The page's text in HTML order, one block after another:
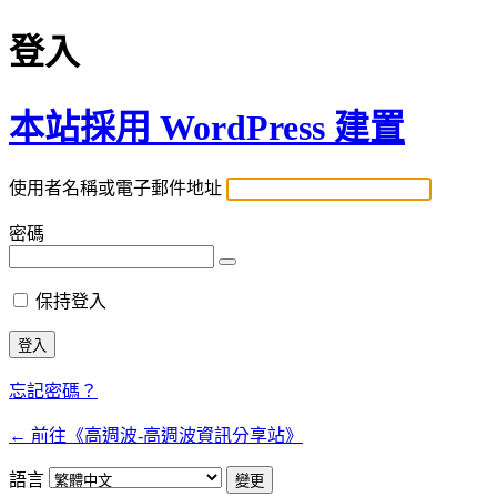
登入
本站採用 WordPress 建置
使用者名稱或電子郵件地址
密碼
保持登入
忘記密碼？
← 前往《高週波-高週波資訊分享站》
語言